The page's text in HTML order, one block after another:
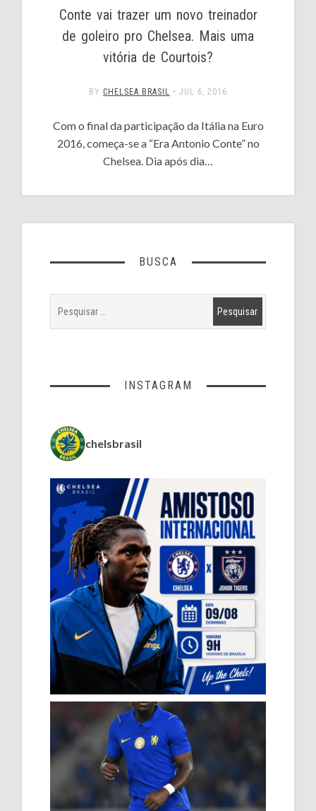
Conte vai trazer um novo treinador
de goleiro pro Chelsea. Mais uma
vitória de Courtois?
BY CHELSEA BRASIL • JUL 6, 2016
Com o final da participação da Itália na Euro
2016, começa-se a “Era Antonio Conte” no
Chelsea. Dia após dia…
BUSCA
INSTAGRAM
chelsbrasil